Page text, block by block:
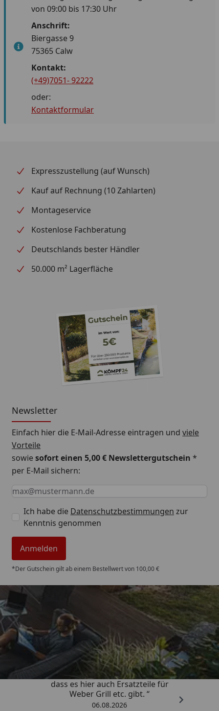
von 09:00 bis 17:30 Uhr
Anschrift:
Biergasse 9
75365 Calw
Kontakt:
(+49)7051- 92222
oder:
Kontaktformular
Expresszustellung (auf Wunsch)
Kauf auf Rechnung (10 Zahlarten)
Montageservice
Kostenlose Fachberatung
Deutschlands bester Händler
50.000 m² Lagerfläche
Newsletter
Einfach hier die E-Mail-Adresse eintragen und viele
Vorteile
sowiesofort einen 5,00 € Newslettergutschein *
per E-Mail sichern:
Keine Eingabe erforderlich
Eingabe erforderlich
E-Mail *
Ich habe die Datenschutzbestimmungen zur
Kenntnis genommen
Anmelden
*Der Gutschein gilt ab einem Bestellwert von 100,00 €
Trusted Shops
4,85/ 5
„Schnell und zuverlässig! Schön,
dass es hier auch Ersatzteile für
Weber Grill etc. gibt. “
06.08.2026